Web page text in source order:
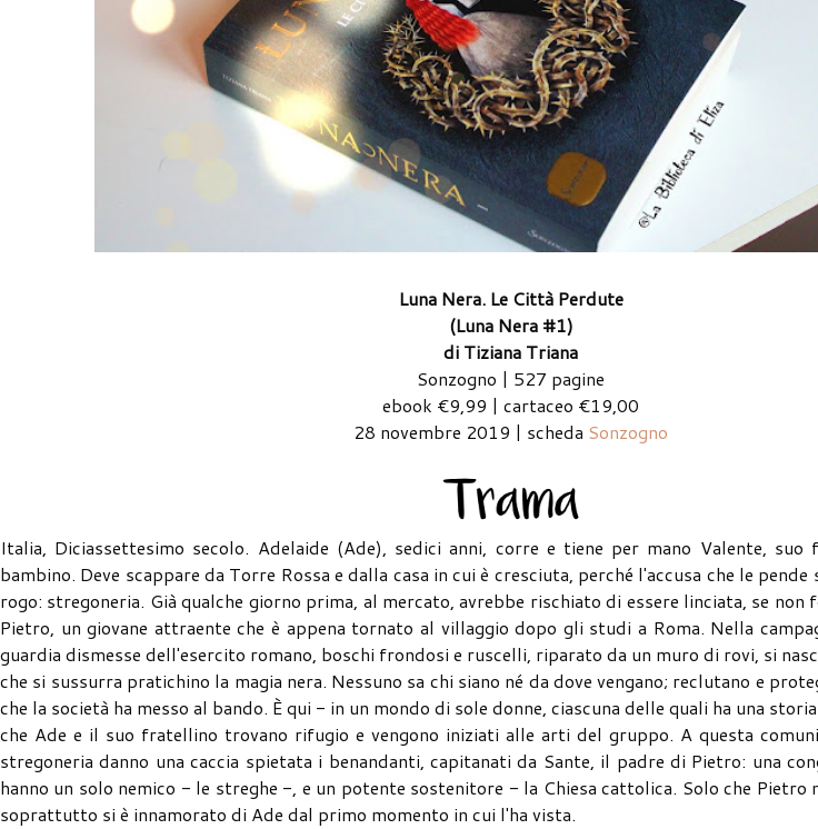
Luna Nera. Le Città Perdute
(Luna Nera #1)
di Tiziana Triana
Sonzogno | 527 pagine
ebook €9,99 | cartaceo €19,00
28 novembre 2019 | scheda Sonzogno
Italia, Diciassettesimo secolo. Adelaide (Ade), sedici anni, corre e tiene per mano Valente, suo
bambino. Deve scappare da Torre Rossa e dalla casa in cui è cresciuta, perché l'accusa che le
rogo: stregoneria. Già qualche giorno prima, al mercato, avrebbe rischiato di essere linciata, se non
Pietro, un giovane attraente che è appena tornato al villaggio dopo gli studi a Roma. Nella
guardia dismesse dell'esercito romano, boschi frondosi e ruscelli, riparato da un muro di rovi, si
che si sussurra pratichino la magia nera. Nessuno sa chi siano né da dove vengano; reclutano e
che la società ha messo al bando. È qui - in un mondo di sole donne, ciascuna delle quali ha una
che Ade e il suo fratellino trovano rifugio e vengono iniziati alle arti del gruppo. A questa
stregoneria danno una caccia spietata i benandanti, capitanati da Sante, il padre di Pietro: una
hanno un solo nemico - le streghe -, e un potente sostenitore - la Chiesa cattolica. Solo che Pietro
soprattutto si è innamorato di Ade dal primo momento in cui l'ha vista.